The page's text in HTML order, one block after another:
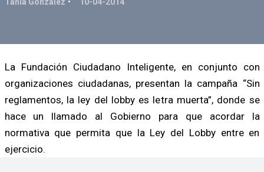
La Fundación Ciudadano Inteligente, en conjunto con
organizaciones ciudadanas, presentan la campaña “Sin
reglamentos, la ley del lobby es letra muerta”, donde se
hace un llamado al Gobierno para que acordar la
normativa que permita que la Ley del Lobby entre en
ejercicio.